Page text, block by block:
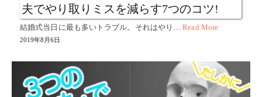
夫でやり取りミスを減らす7つのコツ!
結婚式当日に最も多いトラブル。それはやり…Read More
2019年8月6日